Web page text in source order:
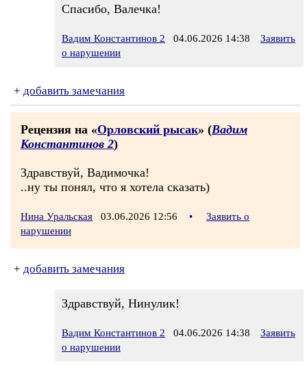
Спасибо, Валечка!
Вадим Константинов 2 04.06.2026 14:38
Заявить
о нарушении
+ добавить замечания
Рецензия на «Орловский рысак» (Вадим
Константинов 2)
Здравствуй, Вадимочка!
..ну ты понял, что я хотела сказать)
Нина Уральская 03.06.2026 12:56 •
Заявить о
нарушении
+ добавить замечания
Здравствуй, Нинулик!
Вадим Константинов 2 04.06.2026 14:38
Заявить
о нарушении